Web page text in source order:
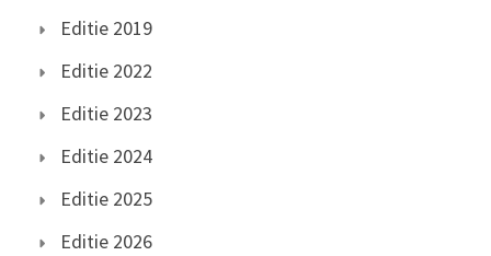
Editie 2019
Editie 2022
Editie 2023
Editie 2024
Editie 2025
Editie 2026